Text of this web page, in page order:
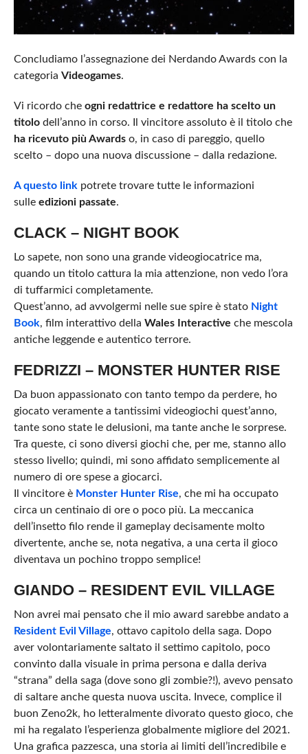
Concludiamo l’assegnazione dei Nerdando Awards con la
categoria Videogames.
Vi ricordo che ogni redattrice e redattore ha scelto un
titolodell’anno in corso. Il vincitore assoluto è il titolo che
ha ricevuto più Awardso, in caso di pareggio, quello
scelto – dopo una nuova discussione – dalla redazione.
A questo linkpotrete trovare tutte le informazioni
sulle edizioni passate.
CLACK – NIGHT BOOK
Lo sapete, non sono una grande videogiocatrice ma,
quando un titolo cattura la mia attenzione, non vedo l’ora
di tuffarmici completamente.
Quest’anno, ad avvolgermi nelle sue spire è stato Night
Book, film interattivo della Wales Interactive che mescola
antiche leggende e autentico terrore.
FEDRIZZI – MONSTER HUNTER RISE
Da buon appassionato con tanto tempo da perdere, ho
giocato veramente a tantissimi videogiochi quest’anno,
tante sono state le delusioni, ma tante anche le sorprese.
Tra queste, ci sono diversi giochi che, per me, stanno allo
stesso livello; quindi, mi sono affidato semplicemente al
numero di ore spese a giocarci.
Il vincitore è Monster Hunter Rise, che mi ha occupato
circa un centinaio di ore o poco più. La meccanica
dell’insetto filo rende il gameplay decisamente molto
divertente, anche se, nota negativa, a una certa il gioco
diventava un pochino troppo semplice!
GIANDO – RESIDENT EVIL VILLAGE
Non avrei mai pensato che il mio award sarebbe andato a
Resident Evil Village, ottavo capitolo della saga. Dopo
aver volontariamente saltato il settimo capitolo, poco
convinto dalla visuale in prima persona e dalla deriva
“strana” della saga (dove sono gli zombie?!), avevo pensato
di saltare anche questa nuova uscita. Invece, complice il
buon Zeno2k, ho letteralmente divorato questo gioco, che
mi ha regalato l’esperienza globalmente migliore del 2021.
Una grafica pazzesca, una storia ai limiti dell’incredibile e